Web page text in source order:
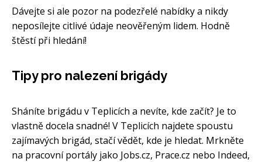
Dávejte si ale pozor na podezřelé nabídky a nikdy
neposílejte citlivé údaje neověřeným lidem. Hodně
štěstí při hledání!
Tipy pro nalezení brigády
Sháníte brigádu v Teplicích a nevíte, kde začít? Je to
vlastně docela snadné! V Teplicích najdete spoustu
zajímavých brigád, stačí vědět, kde je hledat. Mrkněte
na pracovní portály jako Jobs.cz, Prace.cz nebo Indeed,